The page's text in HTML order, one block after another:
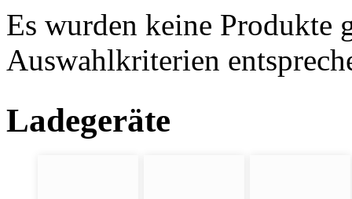
Es wurden keine Produkte
Auswahlkriterien
Ladegeräte